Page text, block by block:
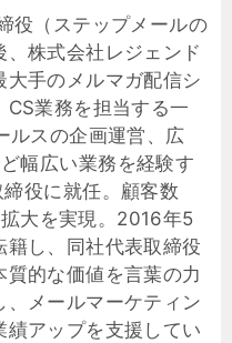
役（ステップメールの
株式会社レジェンド
手のメルマガ配信シ
業務を担当する一
ルスの企画運営、広
幅広い業務を経験す
役に就任。顧客数
大を実現。2016年5
籍し、同社代表取締役
的な価値を言葉の力
メールマーケティン
績アップを支援してい